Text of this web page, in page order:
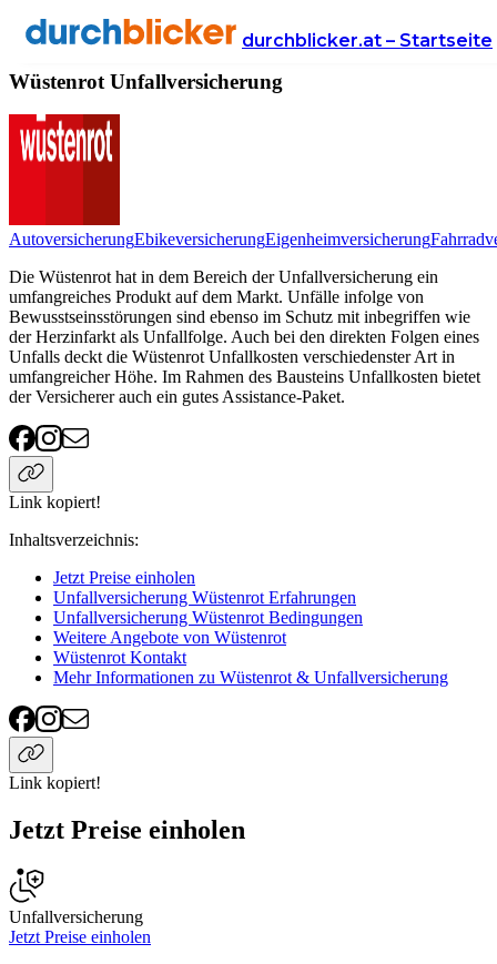
durchblicker.at – Startseite
Anbieter Versicherung unfallversicherung Wüstenrot
Wüstenrot Unfallversicherung
AutoversicherungEbikeversicherungEigenheimversicherung
Die Wüstenrot hat in dem Bereich der Unfallversicherung ein
umfangreiches Produkt auf dem Markt. Unfälle infolge von
Bewusstseinsstörungen sind ebenso im Schutz mit inbegriffen wie
der Herzinfarkt als Unfallfolge. Auch bei den direkten Folgen eines
Unfalls deckt die Wüstenrot Unfallkosten verschiedenster Art in
umfangreicher Höhe. Im Rahmen des Bausteins Unfallkosten bietet
der Versicherer auch ein gutes Assistance-Paket.
Link kopiert!
Inhaltsverzeichnis:
Jetzt Preise einholen
Unfallversicherung Wüstenrot Erfahrungen
Unfallversicherung Wüstenrot Bedingungen
Weitere Angebote von Wüstenrot
Wüstenrot Kontakt
Mehr Informationen zu Wüstenrot & Unfallversicherung
Link kopiert!
Jetzt Preise einholen
Unfallversicherung
Jetzt Preise einholen